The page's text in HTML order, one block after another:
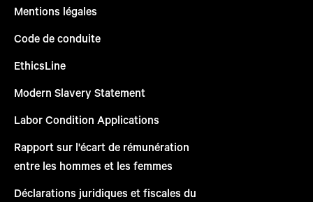
Mentions légales
Code de conduite
EthicsLine
Modern Slavery Statement
Labor Condition Applications
Rapport sur l'écart de rémunération
entre les hommes et les femmes
Déclarations juridiques et fiscales du